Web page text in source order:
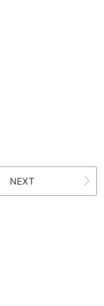
NEXT